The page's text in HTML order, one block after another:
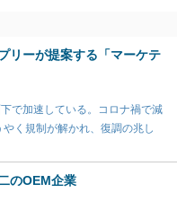
リーが提案する「マーケテ
で加速している。コロナ禍で減
く規制が解かれ、復調の兆し
のOEM企業